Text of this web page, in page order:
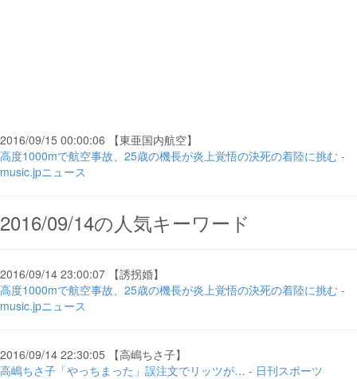
2016/09/15 00:00:06 【東亜国内航空】
高度1000mで航空事故、25歳の機長が炎上覚悟の決死の着陸に挑む -
music.jpニュース
2016/09/14の人気キーワード
2016/09/14 23:00:07 【誘拐婚】
高度1000mで航空事故、25歳の機長が炎上覚悟の決死の着陸に挑む -
music.jpニュース
2016/09/14 22:30:05 【高嶋ちさ子】
高嶋ちさ子「やっちまった」誤注文でリッツが… - 日刊スポーツ